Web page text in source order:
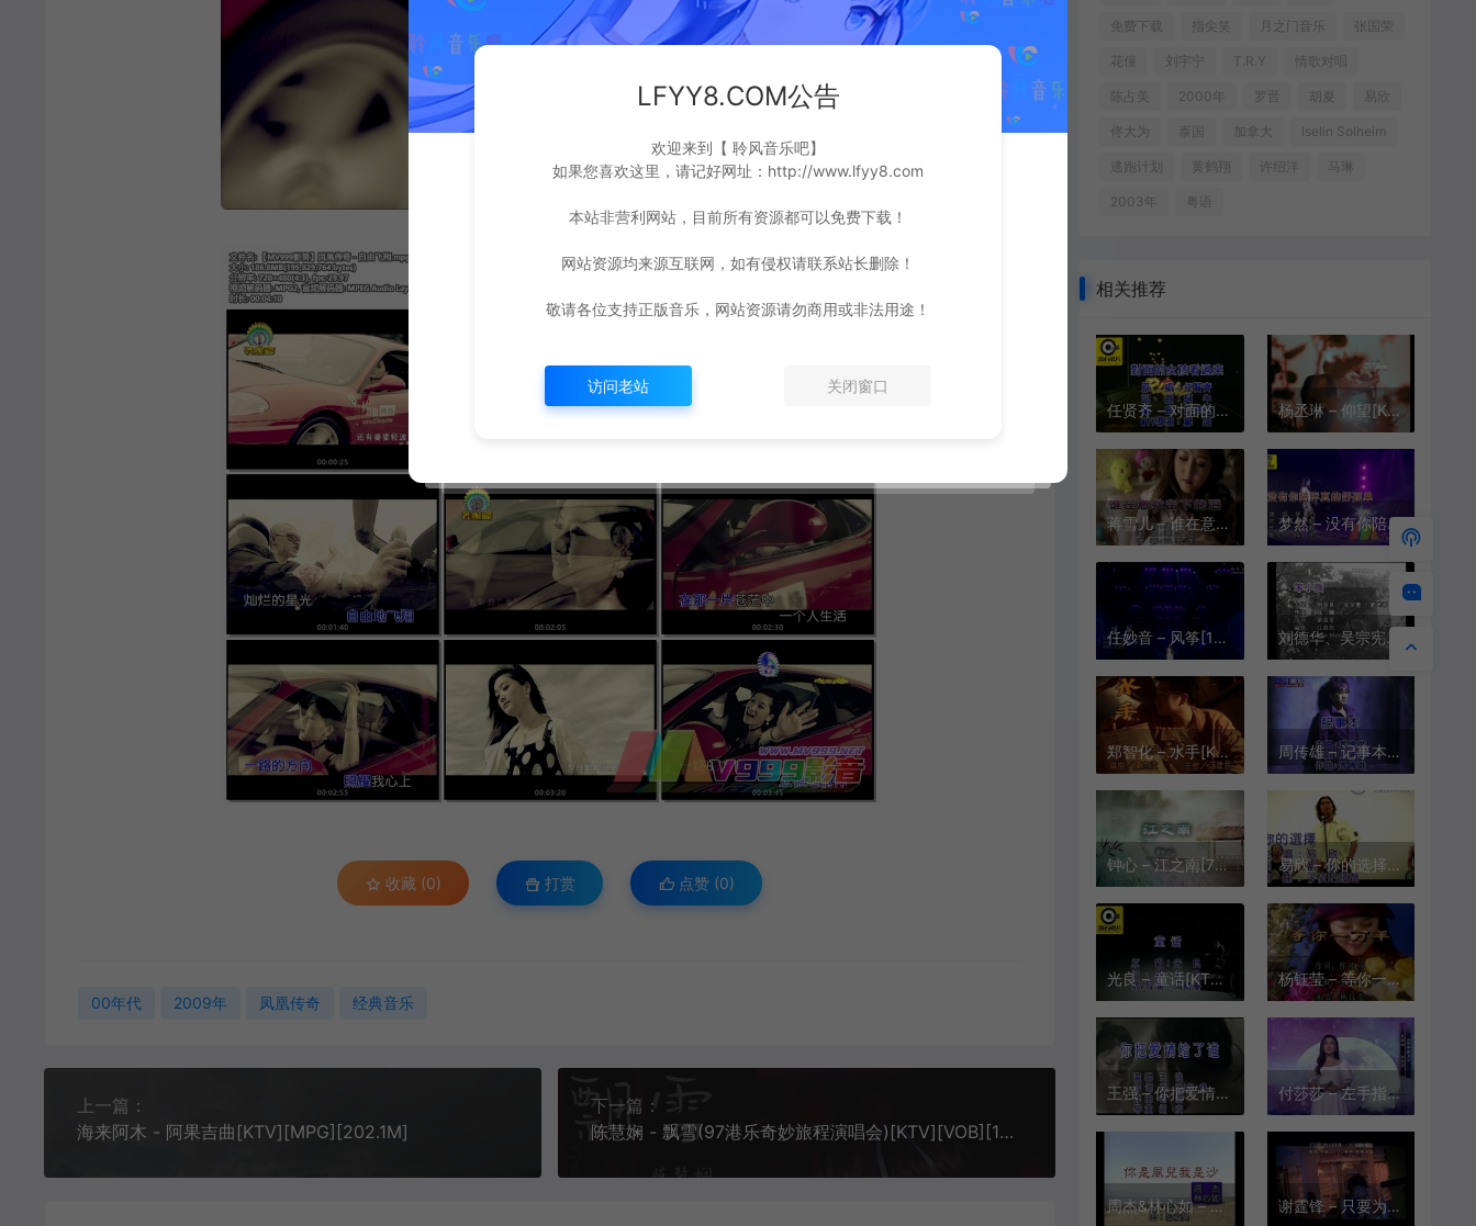
收藏 (0) 打赏 点赞 (0)
00年代 2009年 凤凰传奇 经典音乐
上一篇：
海来阿木 - 阿果吉曲[KTV][MPG][202.1M]
下一篇：
陈慧娴 - 飘雪(97港乐奇妙旅程演唱会)[KTV][VOB][158.1M]
免费下载 指尖笑 月之门音乐 张国荣
花僮 刘宇宁 T.R.Y 情歌对唱
陈占美 2000年 罗晋 胡夏 易欣
佟大为 泰国 加拿大 Iselin Solheim
逃跑计划 黄鹤翔 许绍洋 马琳
2003年 粤语
相关推荐
任贤齐 – 对面的女孩看过来[KTV][MPG][145M] 杨丞琳 – 仰望[KTV][VOB][173M]
蒋雪儿 – 谁在意我留下的泪[KTV][MPG][210.6M] 梦然 – 没有你陪伴真的好孤单[KTV][MPG][1080P][526.0M]
任妙音 – 风筝[1080P][KTV][MPG][589M] 刘德华、吴宗宪、柯受良 – 笨小孩[KTV][MPG][149M]
郑智化 – 水手[KTV][VOB][348.7M] 周传雄 – 记事本[KTV][MPG][218M]
钟心 – 江之南[720P][KTV][MPG][304M] 易欣 – 你的选择[KTV][MPG][149.9M]
光良 – 童话[KTV][VOB][238M] 杨钰莹 – 等你一万年[KTV][MPG][149.5M]
王强 – 你把爱情给了谁[KTV][MPG][198M] 付莎莎 – 左手指月(现场版)[1080P][KTV][MPG][429M]
周杰&林心如 – 你是风儿我是沙[KTV][MPG][278M] 谢霆锋 – 只要为你活一天[KTV][VOB][278M]
LFYY8.COM公告
欢迎来到【 聆风音乐吧】
如果您喜欢这里，请记好网址：http://www.lfyy8.com
本站非营利网站，目前所有资源都可以免费下载！
网站资源均来源互联网，如有侵权请联系站长删除！
敬请各位支持正版音乐，网站资源请勿商用或非法用途！
访问老站 关闭窗口